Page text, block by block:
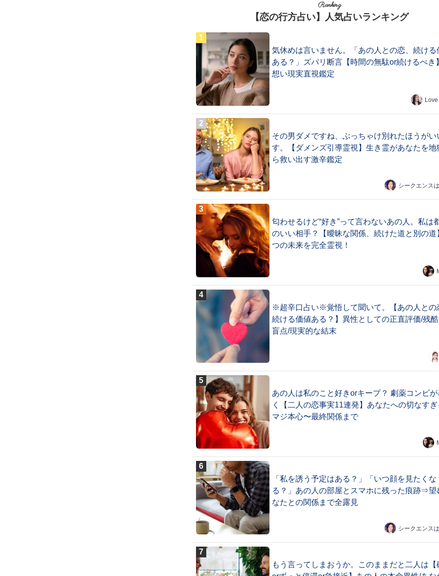
Ranking
【恋の行方占い】人気占いランキング
気休めは言いません。「あの人との恋、続ける
ある？」ズバリ断言【時間の無駄or続けるべき
想い現実直視鑑定
その男ダメですね、ぶっちゃけ別れたほうがい
す。【ダメンズ引導霊視】生き霊があなたを地
ら救い出す激辛鑑定
シークエンス
匂わせるけど“好き”って言わないあの人。私は
のいい相手？【曖昧な関係、続けた道と別の道
つの未来を完全霊視！
※超辛口占い※覚悟して聞いて。【あの人との
続ける価値ある？】異性としての正直評価/残
盲点/現実的な結末
あの人は私のこと好きorキープ？ 劇薬コンビが
く【二人の恋事実11連発】あなたへの切なすぎ
マジ本心〜最終関係まで
「私を誘う予定はある？」「いつ顔を見たくな
る？」あの人の部屋とスマホに残った痕跡⇒望
なたとの関係まで全露見
シークエンス
もう言ってしまおうか。このままだと二人は【